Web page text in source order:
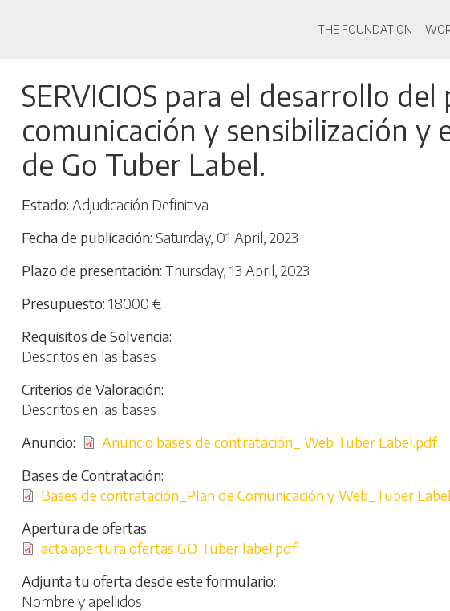
to
main
content
Main
THE FOUNDATION
SERVICIOS para el desarrollo del
comunicación y sensibilización y
de Go Tuber Label.
Estado Adjudicación Definitiva
Fecha de publicación Saturday, 01 April, 2023
Plazo de presentación Thursday, 13 April, 2023
Presupuesto 18000 €
Requisitos de Solvencia
Descritos en las bases
Criterios de Valoración
Descritos en las bases
Anuncio
FileAnuncio bases de contratación_ Web Tuber Label.pdf
Bases de Contratación
FileBases de contratación_Plan de Comunicación y Web_Tuber
Apertura de ofertas
Fileacta apertura ofertas GO Tuber label.pdf
Adjunta tu oferta desde este formulario
Nombre y apellidos